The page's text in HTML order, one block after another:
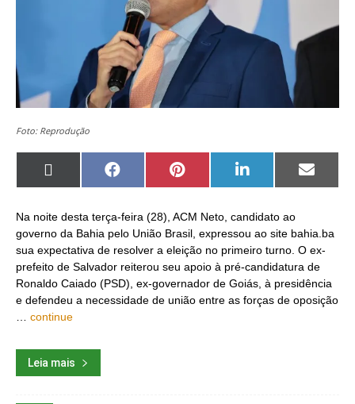
Foto: Reprodução
Share
X
Share
Facebook
Share
on
Pinterest
Share
LinkedIn
Share
Email
Na noite desta terça-feira (28), ACM Neto, candidato ao
governo da Bahia pelo União Brasil, expressou ao site bahia.ba
sua expectativa de resolver a eleição no primeiro turno. O ex-
prefeito de Salvador reiterou seu apoio à pré-candidatura de
Ronaldo Caiado (PSD), ex-governador de Goiás, à presidência
e defendeu a necessidade de união entre as forças de oposição
continue
Leia mais